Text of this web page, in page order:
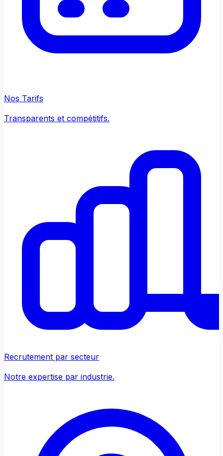
Nos Tarifs
Transparents et compétitifs.
Recrutement par secteur
Notre expertise par industrie.